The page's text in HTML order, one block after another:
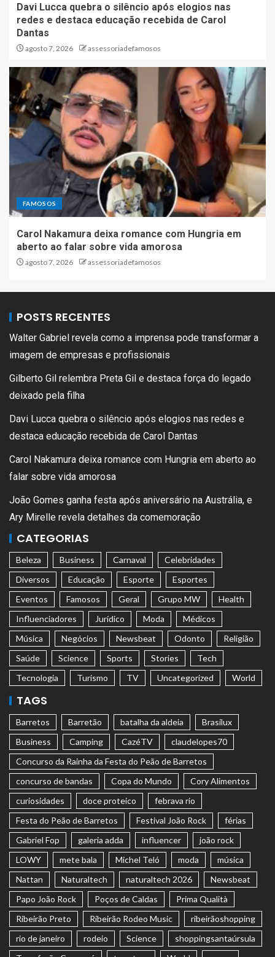
Davi Lucca quebra o silêncio após elogios nas
redes e destaca educação recebida de Carol
Dantas
agosto 7, 2026 assessoriadefamosos
FAMOSOS
Carol Nakamura deixa romance com Hungria em
aberto ao falar sobre vida amorosa
agosto 7, 2026 assessoriadefamosos
POSTS RECENTES
Walter Gabriel revela como a imprensa pode transformar a
imagem de empresas e profissionais
Gilberto Gil relembra Preta Gil e destaca força do legado
deixado pela filha
Davi Lucca quebra o silêncio após elogios nas redes e
destaca educação recebida de Carol Dantas
Carol Nakamura deixa romance com Hungria em aberto ao
falar sobre vida amorosa
João Gomes ganha festa após aniversário na Austrália, e
Ary Mirelle revela detalhes da comemoração
CATEGORIAS
Beleza Business Carnaval
Celebridades
Diversos
Educação Esporte
Esportes
Eventos
Famosos Geral Grupo MW
Health
Influenciadores
Jurídico Moda
Médicos
Música
Negócios Newsbeat Odonto
Religião
Saúde
Science Sports Stories
Tech
Tecnologia
Turismo TV Uncategorized World
TAGS
Barretos Barretão batalha da aldeia
Brasilux
Business
Camping CazéTV
claudelopes70
Concurso da Rainha da Festa do Peão de Barretos
concurso de bandas
Copa do Mundo
Cory Alimentos
curiosidades
doce proteico
febrava rio
Festa do Peão de Barretos
Festival João Rock
férias
Gabriel Fop
galeria adda influencer
joão rock
LOWY
mete bala Michel Teló moda
música
Nattan
Naturaltech naturaltech 2026
Newsbeat
Papo João Rock
Poços de Caldas
Prima Qualità
Ribeirão Preto
Ribeirão Rodeo Music
ribeirãoshopping
rio de janeiro
rodeio Science
shoppingsantaúrsula